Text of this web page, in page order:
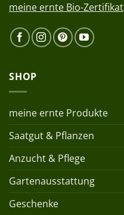
meine ernte Bio-Zertifikat
SHOP
meine ernte Produkte
Saatgut & Pflanzen
Anzucht & Pflege
Gartenausstattung
Geschenke